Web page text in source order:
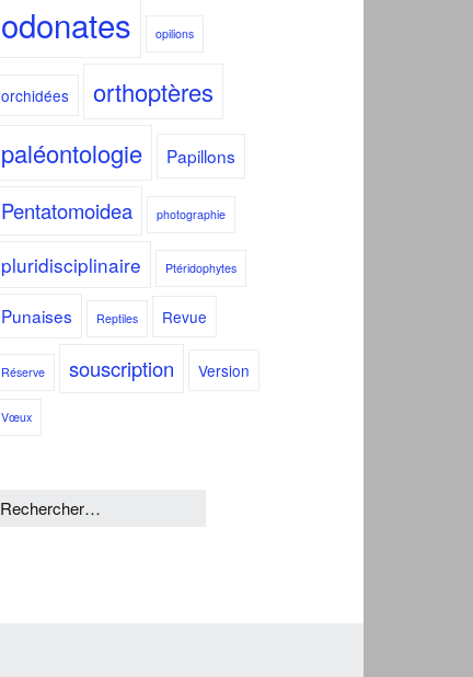
odonates opilions
orchidées
orthoptères
paléontologie
Papillons
Pentatomoidea photographie
pluridisciplinaire Ptéridophytes
Punaises Reptiles Revue
Réserve souscription Version
Vœux